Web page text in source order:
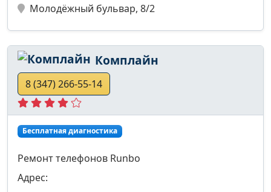
Молодёжный бульвар, 8/2
Комплайн
8 (347) 266-55-14
Бесплатная диагностика
Ремонт телефонов Runbo
Адрес: